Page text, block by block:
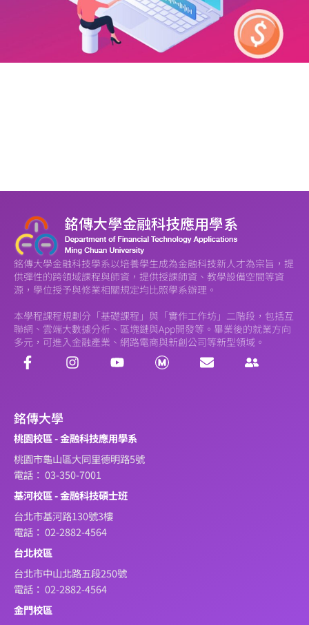
銘傳大學金融科技學系以培養學生成為金融科技新人才為宗旨，提
供彈性的跨領域課程與師資，提供授課師資、教學設備空間等資
源，學位授予與修業相關規定均比照學系辦理。
本學程課程規劃分「基礎課程」與「實作工作坊」二階段，包括互
聯網、雲端大數據分析、區塊鏈與App開發等。畢業後的就業方向
多元，可進入金融產業、網路電商與新創公司等新型領域。
銘傳大學
桃園校區 - 金融科技應用學系
桃園市龜山區大同里德明路5號
電話： 03-350-7001
基河校區 - 金融科技碩士班
台北市基河路130號3樓
電話： 02-2882-4564
台北校區
台北市中山北路五段250號
電話： 02-2882-4564
金門校區